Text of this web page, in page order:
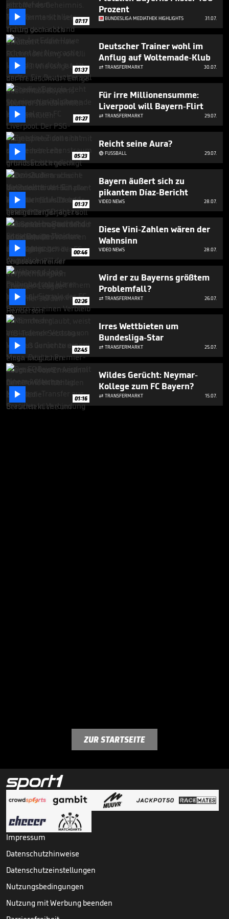
6
seconds
 07:17
Prozent
BUNDESLIGA MEDIATHEK HIGHLIGHTS 31.07.
 01:37
Deutscher Trainer wohl im
Anflug auf Woltemade-Klub
 TRANSFERMARKT 30.07.
 01:27
Für irre Millionensumme:
Liverpool will Bayern-Flirt
 TRANSFERMARKT 29.07.
 05:23
Reicht seine Aura?
FUSSBALL 29.07.
 01:37
Bayern äußert sich zu
pikantem Díaz-Bericht
VIDEO NEWS 28.07.
 00:46
Diese Vini-Zahlen wären der
Wahnsinn
VIDEO NEWS 28.07.
 02:26
Wird er zu Bayerns größtem
Problemfall?
 TRANSFERMARKT 26.07.
 02:45
Irres Wettbieten um
Bundesliga-Star
 TRANSFERMARKT 25.07.
 01:16
Wildes Gerücht: Neymar-
Kollege zum FC Bayern?
 TRANSFERMARKT 15.07.
ZUR STARTSEITE
Impressum
Datenschutzhinweise
Datenschutzeinstellungen
Nutzungsbedingungen
Nutzung mit Werbung beenden